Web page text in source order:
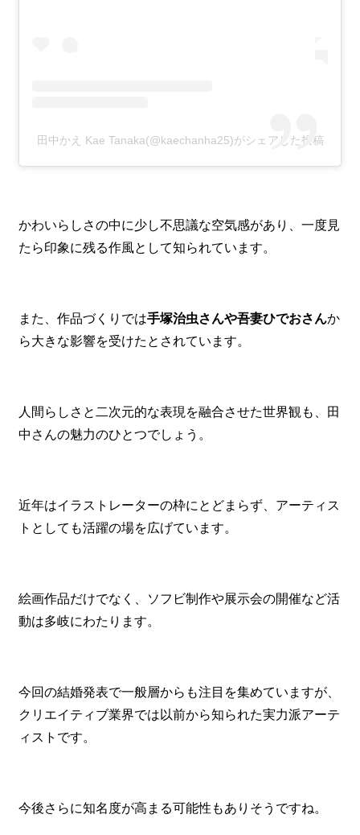
田中かえ Kae Tanaka(@kaechanha25)がシェアした投稿
かわいらしさの中に少し不思議な空気感があり、一度見
たら印象に残る作風として知られています。
また、作品づくりでは手塚治虫さんや吾妻ひでおさんか
ら大きな影響を受けたとされています。
人間らしさと二次元的な表現を融合させた世界観も、田
中さんの魅力のひとつでしょう。
近年はイラストレーターの枠にとどまらず、アーティス
トとしても活躍の場を広げています。
絵画作品だけでなく、ソフビ制作や展示会の開催など活
動は多岐にわたります。
今回の結婚発表で一般層からも注目を集めていますが、
クリエイティブ業界では以前から知られた実力派アーテ
ィストです。
今後さらに知名度が高まる可能性もありそうですね。